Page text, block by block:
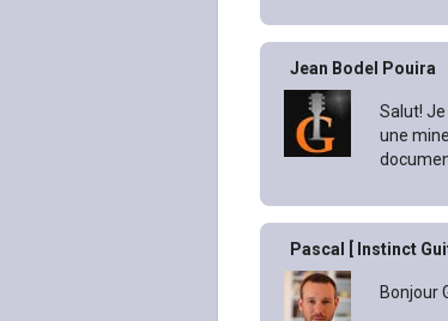
Jean Bodel Pouira
Salut!
une
Pascal [ Instinct
Bonjour